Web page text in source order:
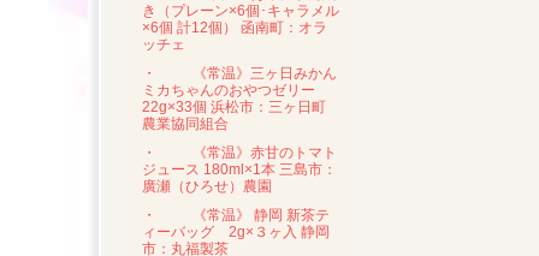
き（プレーン×6個･キャラメル
×6個 計12個） 函南町：オラ
ッチェ
・
《常温》三ヶ日みかん
ミカちゃんのおやつゼリー
22g×33個 浜松市：三ヶ日町
農業協同組合
・
《常温》赤甘のトマト
ジュース 180ml×1本 三島市：
廣瀬（ひろせ）農園
・
《常温》 静岡 新茶テ
ィーバッグ 2g×３ヶ入 静岡
市：丸福製茶